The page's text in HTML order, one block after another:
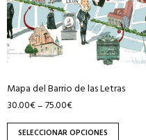
Mapa del Barrio de las Letras
30.00€–75.00€
SELECCIONAR OPCIONES
opciones
se
pueden
elegir
la
página
de